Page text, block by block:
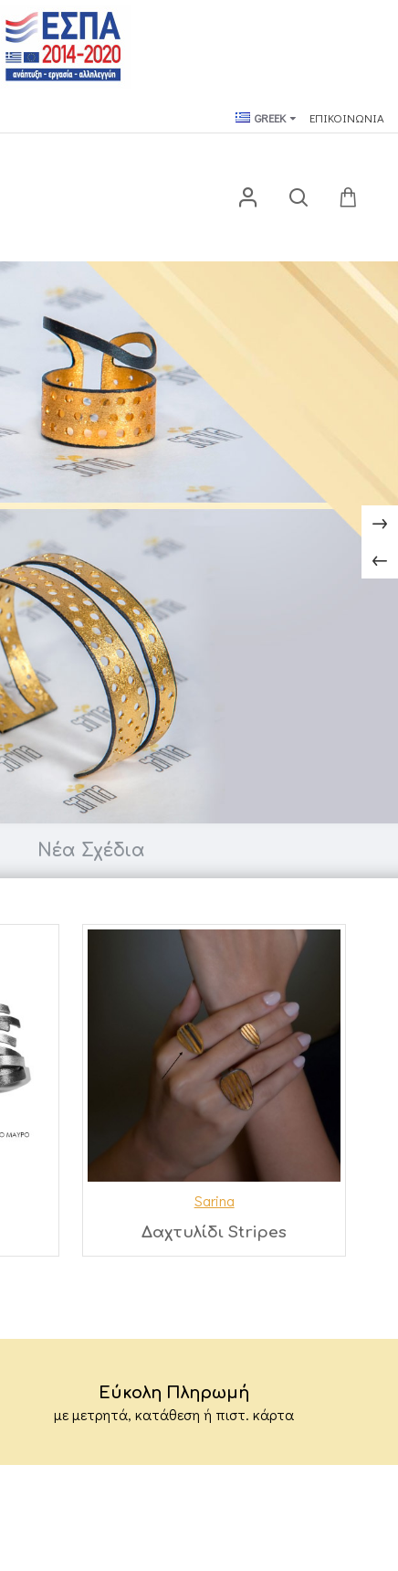
GREEK ΕΠΙΚΟΙΝΩΝΙΑ
Νέα Σχέδια
Sarina
Δαχτυλίδι Stripes
Εύκολη Πληρωμή
με μετρητά, κατάθεση ή πιστ. κάρτα